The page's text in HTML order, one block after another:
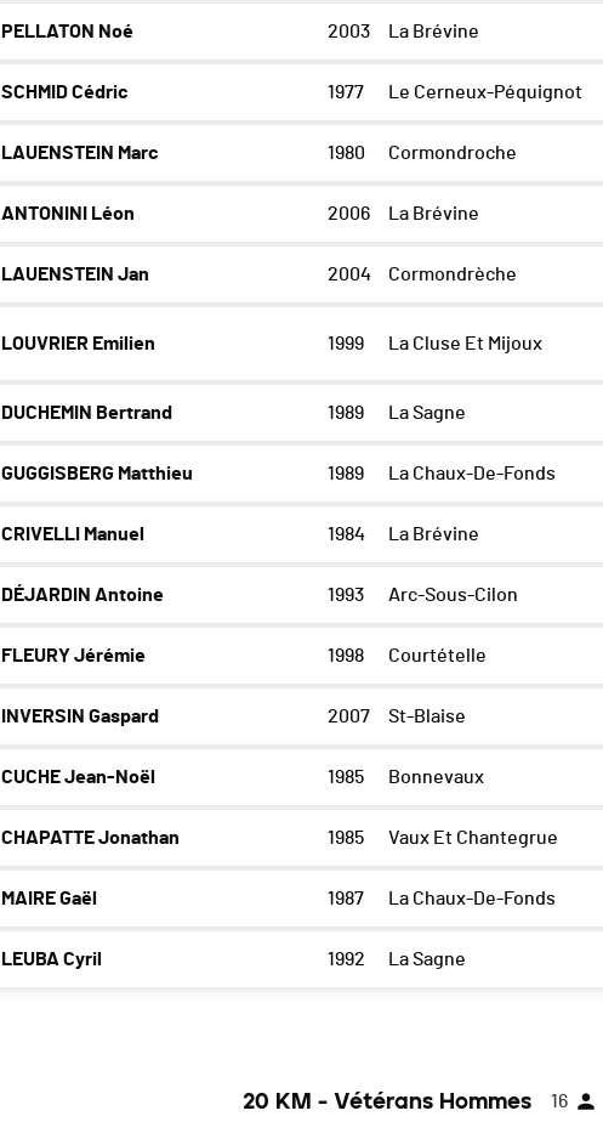
PELLATON Noé 2003 La Brévine
SCHMID Cédric 1977 Le Cerneux-Péquignot
LAUENSTEIN Marc 1980 Cormondroche
ANTONINI Léon 2006 La Brévine
LAUENSTEIN Jan 2004 Cormondrèche
LOUVRIER Emilien 1999 La Cluse Et Mijoux
DUCHEMIN Bertrand 1989 La Sagne
GUGGISBERG Matthieu 1989 La Chaux-De-Fonds
CRIVELLI Manuel 1984 La Brévine
DÉJARDIN Antoine 1993 Arc-Sous-Cilon
FLEURY Jérémie 1998 Courtételle
INVERSIN Gaspard 2007 St-Blaise
CUCHE Jean-Noël 1985 Bonnevaux
CHAPATTE Jonathan 1985 Vaux Et Chantegrue
MAIRE Gaël 1987 La Chaux-De-Fonds
LEUBA Cyril 1992 La Sagne
20 KM - Vétérans Hommes 16